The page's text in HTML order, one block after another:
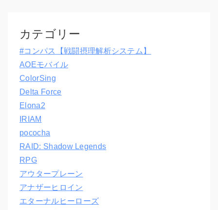
カテゴリー
#コンパス【戦闘摂理解析システム】
AOEモバイル
ColorSing
Delta Force
Elona2
IRIAM
pococha
RAID: Shadow Legends
RPG
アウタープレーン
アナザーヒロイン
エターナルヒーローズ